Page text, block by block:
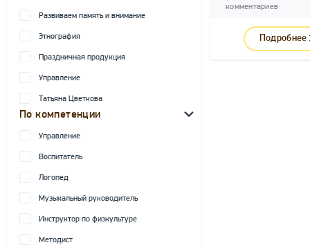
Развиваем память и внимание
Этнография
Праздничная продукция
Управление
Татьяна Цветкова
По компетенции
Управление
Воспитатель
Логопед
Музыкальный руководитель
Инструктор по физкультуре
Методист
комментариев
Подробнее